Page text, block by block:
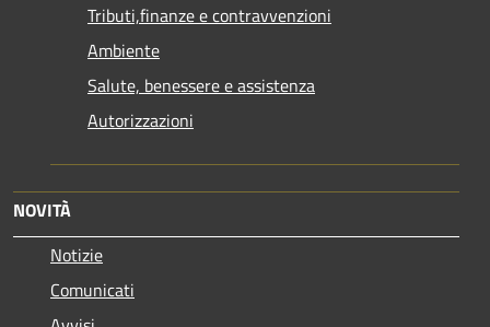
Tributi,finanze e contravvenzioni
Ambiente
Salute, benessere e assistenza
Autorizzazioni
NOVITÀ
Notizie
Comunicati